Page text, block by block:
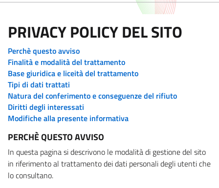
PRIVACY POLICY DEL SITO
Perchè questo avviso
Finalità e modalità del trattamento
Base giuridica e liceità del trattamento
Tipi di dati trattati
Natura del conferimento e conseguenze del rifiuto
Diritti degli interessati
Modifiche alla presente informativa
PERCHÈ QUESTO AVVISO
In questa pagina si descrivono le modalità di gestione del sito
in riferimento al trattamento dei dati personali degli utenti che
lo consultano.